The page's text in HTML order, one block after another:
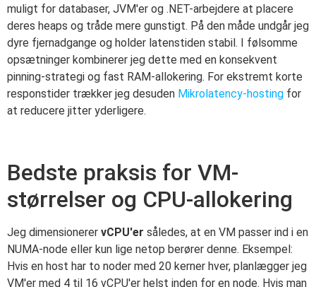
muligt for databaser, JVM'er og .NET-arbejdere at placere
deres heaps og tråde mere gunstigt. På den måde undgår jeg
dyre fjernadgange og holder latenstiden stabil. I følsomme
opsætninger kombinerer jeg dette med en konsekvent
pinning-strategi og fast RAM-allokering. For ekstremt korte
responstider trækker jeg desuden Mikrolatency-hosting for
at reducere jitter yderligere.
Bedste praksis for VM-
størrelser og CPU-allokering
Jeg dimensionerer vCPU'er således, at en VM passer ind i en
NUMA-node eller kun lige netop berører denne. Eksempel:
Hvis en host har to noder med 20 kerner hver, planlægger jeg
VM'er med 4 til 16 vCPU'er helst inden for en node. Hvis man